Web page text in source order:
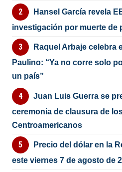
Hansel García revela
investigación por muerte de
Raquel Arbaje celebra
Paulino: “Ya no corre solo
un país”
Juan Luis Guerra se
ceremonia de clausura de
Centroamericanos
Precio del dólar en la
este viernes 7 de agosto de